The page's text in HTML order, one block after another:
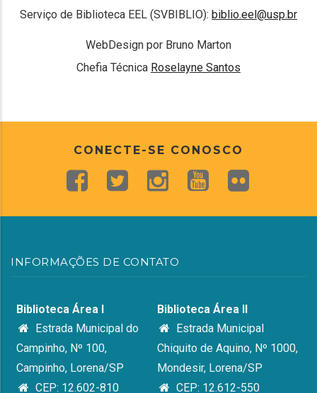
Serviço de Biblioteca EEL (SVBIBLIO): biblio.eel@usp.br
WebDesign por Bruno Marton
Chefia Técnica Roselayne Santos
CONECTE-SE CONOSCO
INFORMAÇÕES DE CONTATO
Biblioteca Área I
Estrada Municipal do
Campinho, Nº 100,
Campinho, Lorena/SP
CEP: 12.602-810
Biblioteca Área II
Estrada Municipal
Chiquito de Aquino, Nº 1000,
Mondesir, Lorena/SP
CEP: 12.612-550